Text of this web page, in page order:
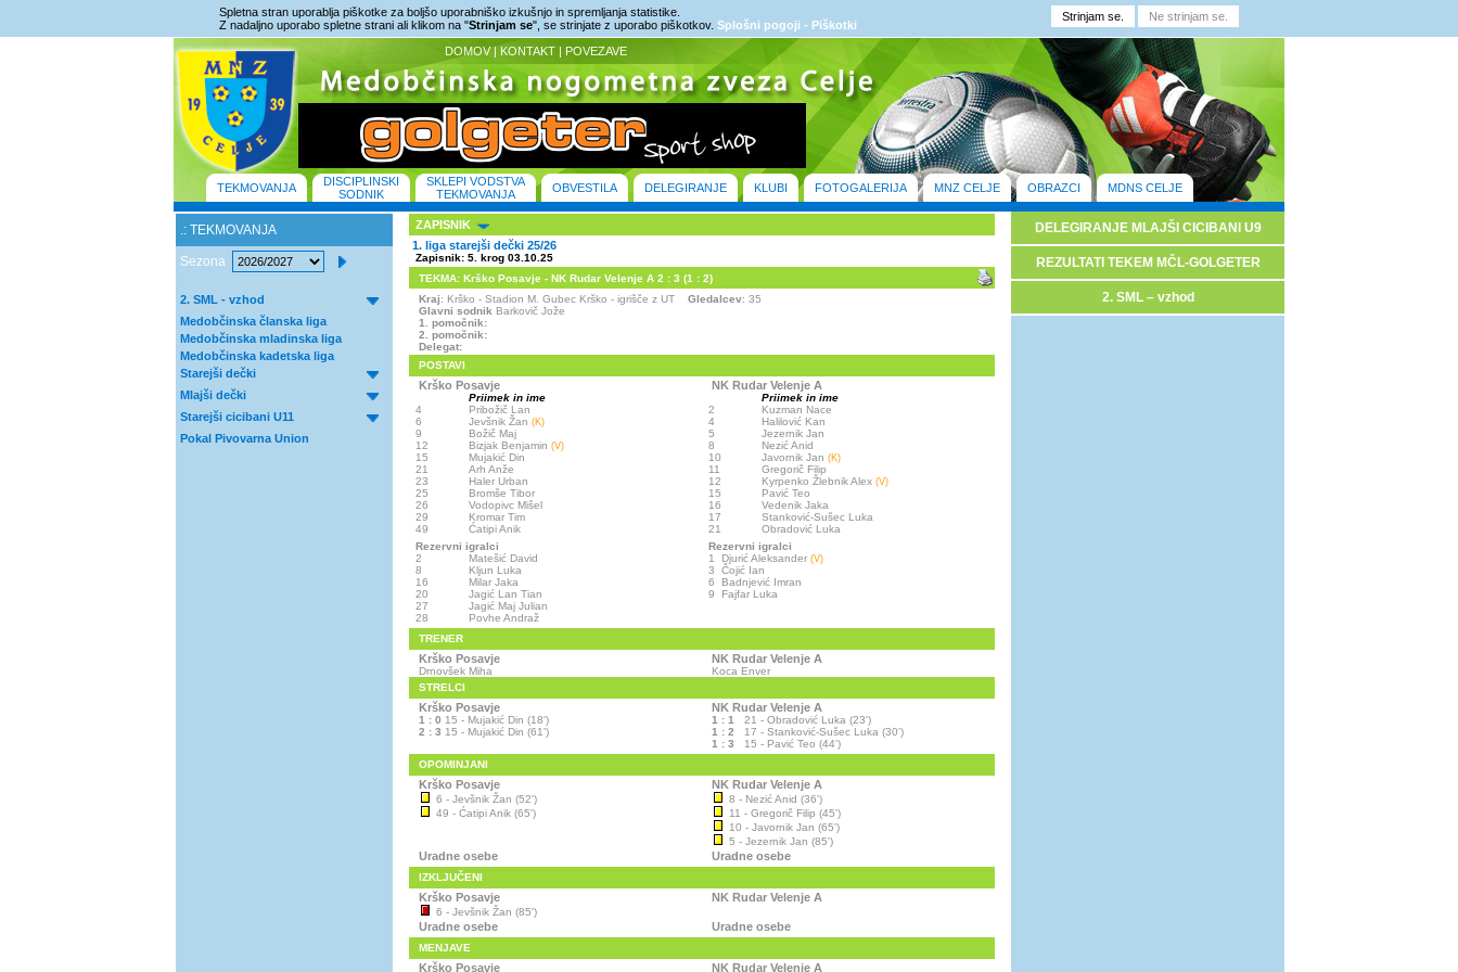
Spletna stran uporablja piškotke za boljšo uporabniško izkušnjo in spremljanja statistike.
Z nadaljno uporabo spletne strani ali klikom na "Strinjam se", se strinjate z uporabo piškotkov. Splošni pogoji - Piškotki
DOMOV | KONTAKT | POVEZAVE
TEKMOVANJA
DISCIPLINSKI
SODNIK
SKLEPI VODSTVA
TEKMOVANJA
OBVESTILA DELEGIRANJE KLUBI FOTOGALERIJA MNZ CELJE OBRAZCI MDNS CELJE
.: TEKMOVANJA
Sezona
2. SML - vzhod
Medobčinska članska liga
Medobčinska mladinska liga
Medobčinska kadetska liga
Starejši dečki
Mlajši dečki
Starejši cicibani U11
Pokal Pivovarna Union
ZAPISNIK
1. liga starejši dečki 25/26
Zapisnik: 5. krog 03.10.25
TEKMA: Krško Posavje - NK Rudar Velenje A 2 : 3 (1 : 2)
Kraj: Krško - Stadion M. Gubec Krško - igrišče z UT Gledalcev: 35
Glavni sodnik Barkovič Jože
1. pomočnik:
2. pomočnik:
Delegat:
POSTAVI
Krško Posavje
Priimek in ime
4
Pribožič Lan
6
Jevšnik Žan (K)
9
Božič Maj
12
Bizjak Benjamin (V)
15
Mujakić Din
21
Arh Anže
23
Haler Urban
25
Bromše Tibor
26
Vodopivc Mišel
29
Kromar Tim
49
Ćatipi Anik
NK Rudar Velenje A
Priimek in ime
2
Kuzman Nace
4
Halilović Kan
5
Jezernik Jan
8
Nezić Anid
10
Javornik Jan (K)
11
Gregorič Filip
12
Kyrpenko Žlebnik Alex (V)
15
Pavić Teo
16
Vedenik Jaka
17
Stanković-Sušec Luka
21
Obradović Luka
Rezervni igralci
2
Matešić David
8
Kljun Luka
16
Milar Jaka
20
Jagić Lan Tian
27
Jagić Maj Julian
28
Povhe Andraž
Rezervni igralci
1
Djurić Aleksander (V)
3
Čojić Ian
6
Badnjević Imran
9
Fajfar Luka
TRENER
Krško Posavje
Drnovšek Miha
NK Rudar Velenje A
Koca Enver
STRELCI
Krško Posavje
1 : 0 15 - Mujakić Din (18')
2 : 3 15 - Mujakić Din (61')
NK Rudar Velenje A
1 : 1
21 - Obradović Luka (23')
1 : 2
17 - Stanković-Sušec Luka (30')
1 : 3
15 - Pavić Teo (44')
OPOMINJANI
Krško Posavje
6 - Jevšnik Žan (52')
49 - Ćatipi Anik (65')
NK Rudar Velenje A
8 - Nezić Anid (36')
11 - Gregorič Filip (45')
10 - Javornik Jan (65')
5 - Jezernik Jan (85')
Uradne osebe Uradne osebe
IZKLJUČENI
Krško Posavje
6 - Jevšnik Žan (85')
NK Rudar Velenje A
Uradne osebe Uradne osebe
MENJAVE
Krško Posavje NK Rudar Velenje A
DELEGIRANJE MLAJŠI CICIBANI U9
REZULTATI TEKEM MČL-GOLGETER
2. SML – vzhod